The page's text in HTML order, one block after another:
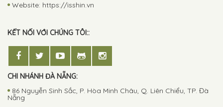
Website: https://isshin.vn
KẾT NỐI VỚI CHÚNG TÔI::
CHI NHÁNH ĐÀ NẴNG:
86 Nguyễn Sinh Sắc, P. Hòa Minh Châu, Q. Liên Chiểu, TP. Đà
Nẵng